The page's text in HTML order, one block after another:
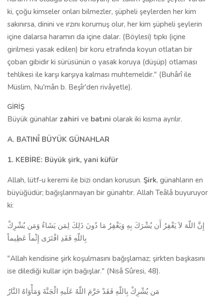
ki, çoğu kimseler onları bilmezler, şüpheli şeylerden her kim
sakınırsa, dinini ve ırzını korumuş olur, her kim şüpheli şeylerin
içine dalarsa haramın da içine dalar. (Böylesi) tıpkı (içine
girilmesi yasak edilen) bir koru etrafında koyun otlatan bir
çoban gibidir ki sürüsünün o yasak koruya (düşüp) otlaması
tehlikesi ile karşı karşıya kalması muhtemeldir." (Buhârî ile
Müslim, Nu'mân b. Beşîr'den rivâyetle).
GİRİŞ
Büyük günahlar zahiri ve batıni olarak iki kısma ayrılır.
A. BATINÎ BÜYÜK GÜNAHLAR
1. KEBİRE: Büyük şirk, yani küfür
Allah, lütf-u keremi ile bizi ondan korusun. Şirk, günahların en
büyüğüdür; bağışlanmayan bir günahtır. Allah Teâlâ buyuruyor
ki:
إِنَّ اللّهَ لاَ يَغْفِرُ أَن يُشْرَكَ بِهِ وَيَغْفِرُ مَا دُونَ ذَلِكَ لِمَن يَشَاءُ وَمَن يُشْرِكْ
بِاللّهِ فَقَدِ افْتَرَى إِثْماً عَظِيماً
"Allah kendisine şirk koşulmasını bağışlamaz; şirkten başkasını
ise dilediği kullar için bağışlar." (Nisâ Sûresi, 48).
مَن يُشْرِكْ بِاللّهِ فَقَدْ حَرَّمَ اللّهُ عَلَيهِ الْجَنَّةَ وَمَأْوَاهُ النَّارُ